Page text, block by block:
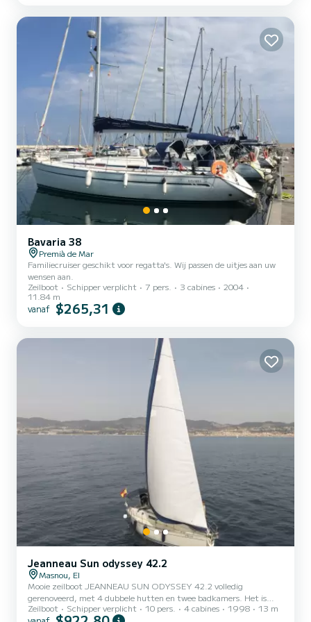
Bavaria 38
Premià de Mar
Familiecruiser geschikt voor regatta's. Wij passen de uitjes aan uw
wensen aan.
Zeilboot
Schipper verplicht 7 pers. 3 cabines
2004
11.84 m
vanaf $265,31
Jeanneau Sun odyssey 42.2
Masnou, El
Mooie zeilboot JEANNEAU SUN ODYSSEY 42.2 volledig
gerenoveerd, met 4 dubbele hutten en twee badkamers. Het is
uitgerust met een tender en paddle-surf. Veiligheidsuitrusting:
Zeilboot Schipper verplicht 10 pers. 4 cabines 1998 13 m